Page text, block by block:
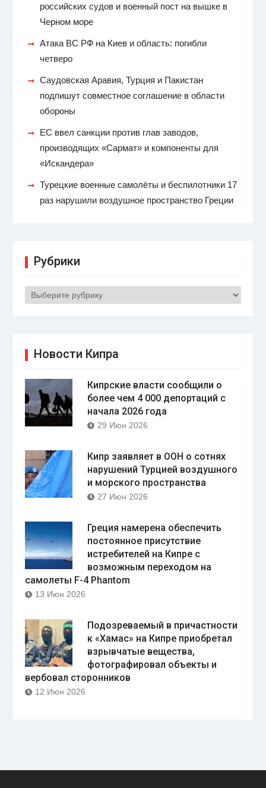
российских судов и военный пост на вышке в
Черном море
Атака ВС РФ на Киев и область: погибли
четверо
Саудовская Аравия, Турция и Пакистан
подпишут совместное соглашение в области
обороны
ЕС ввел санкции против глав заводов,
производящих «Сармат» и компоненты для
«Искандера»
Турецкие военные самолёты и беспилотники 17
раз нарушили воздушное пространство Греции
Рубрики
Рубрики
Новости Кипра
Кипрские власти сообщили о
более чем 4 000 депортаций с
начала 2026 года
29 Июн 2026
Кипр заявляет в ООН о сотнях
нарушений Турцией воздушного
и морского пространства
27 Июн 2026
Греция намерена обеспечить
постоянное присутствие
истребителей на Кипре с
возможным переходом на
самолеты F-4 Phantom
13 Июн 2026
Подозреваемый в причастности
к «Хамас» на Кипре приобретал
взрывчатые вещества,
фотографировал объекты и
вербовал сторонников
12 Июн 2026